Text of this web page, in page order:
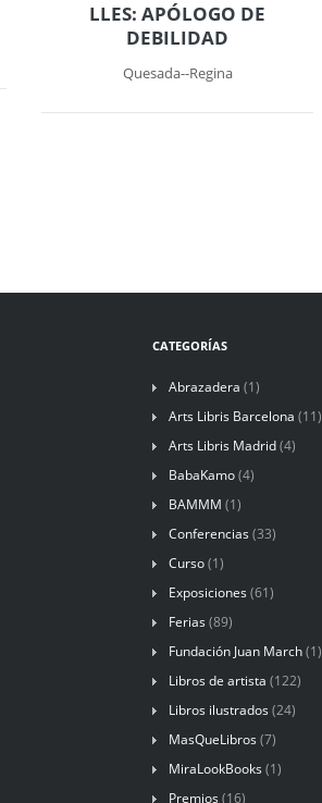
LLES: APÓLOGO DE
DEBILIDAD
Quesada--Regina
CATEGORÍAS
Abrazadera (1)
Arts Libris Barcelona (11)
Arts Libris Madrid(4)
BabaKamo(4)
BAMMM (1)
Conferencias (33)
Curso(1)
Exposiciones (61)
Ferias (89)
Fundación Juan March(1)
Libros de artista (122)
Libros ilustrados (24)
MasQueLibros (7)
MiraLookBooks (1)
Premios (16)